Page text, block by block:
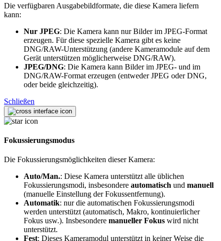
Die verfügbaren Ausgabebildformate, die diese Kamera liefern
kann:
Nur JPEG: Die Kamera kann nur Bilder im JPEG-Format
erzeugen. Für diese spezielle Kamera gibt es keine
DNG/RAW-Unterstützung (andere Kameramodule auf dem
Gerät unterstützen möglicherweise DNG/RAW).
JPEG/DNG: Die Kamera kann Bilder im JPEG- und im
DNG/RAW-Format erzeugen (entweder JPEG oder DNG,
oder beide gleichzeitig).
Schließen
Fokussierungsmodus
Die Fokussierungsmöglichkeiten dieser Kamera:
Auto/Man.: Diese Kamera unterstützt alle üblichen
Fokussierungsmodi, insbesondere automatisch und manuell
(manuelle Einstellung der Fokussentfernung).
Automatik: nur die automatischen Fokussierungsmodi
werden unterstützt (automatisch, Makro, kontinuierlicher
Fokus usw.). Insbesondere manueller Fokus wird nicht
unterstützt.
Fest: Dieses Kameramodul unterstützt in keiner Weise die